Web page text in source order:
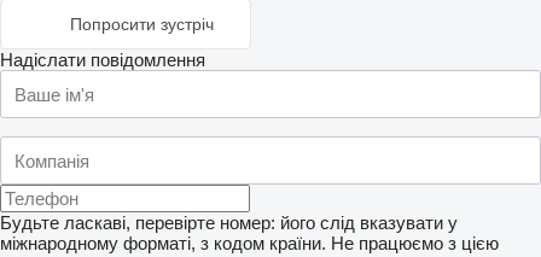
Попросити зустріч
Надіслати повідомлення
Будьте ласкаві, перевірте номер: його слід вказувати у
міжнародному форматі, з кодом країни. Не працюємо з цією